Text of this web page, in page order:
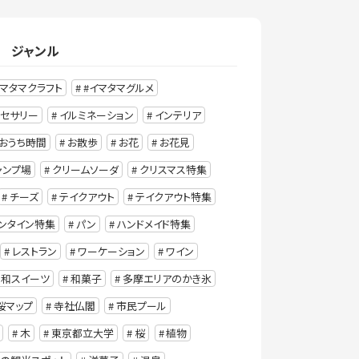
ジャンル
タマクラフト
#イマタマグルメ
サリー
イルミネーション
インテリア
うち時間
お散歩 お花
お花見
ンプ場
クリームソーダ
クリスマス特集
チーズ
テイクアウト
テイクアウト特集
タイン特集
パン
ハンドメイド特集
レストラン
ワーケーション
ワイン
和スイーツ
和菓子
多摩エリアのかき氷
ップ
寺社仏閣
市民プール
木
東京都立大学 桜
植物